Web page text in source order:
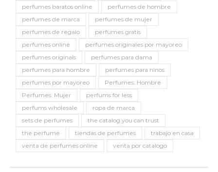
perfumes baratos online
perfumes de hombre
perfumes de marca
perfumes de mujer
perfumes de regalo
perfumes gratis
perfumes online
perfumes originales por mayoreo
perfumes originals
perfumes para dama
perfumes para hombre
perfumes para ninos
perfumes por mayoreo
Perfumes: Hombre
Perfumes: Mujer
perfums for less
perfums wholesale
ropa de marca
sets de perfumes
the catalog you can trust
the perfume
tiendas de perfumes
trabajo en casa
venta de perfumes online
venta por catalogo